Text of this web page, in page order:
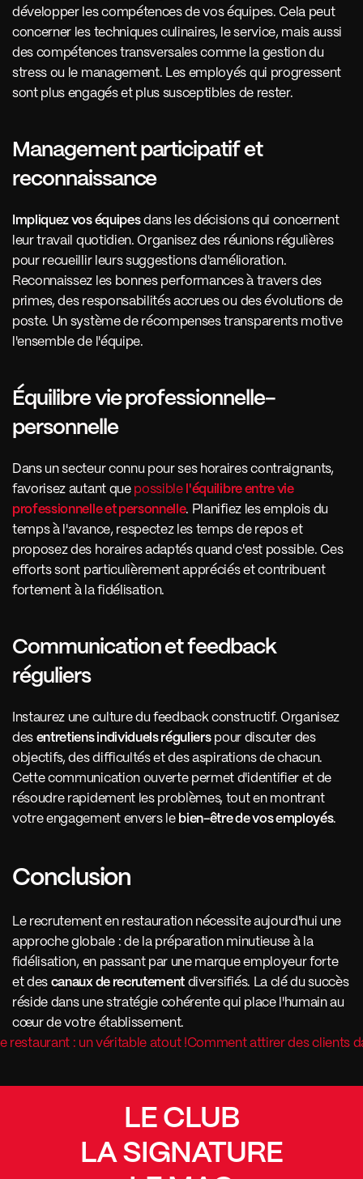
développer les compétences de vos équipes. Cela peut
concerner les techniques culinaires, le service, mais aussi
des compétences transversales comme la gestion du
stress ou le management. Les employés qui progressent
sont plus engagés et plus susceptibles de rester.
Management participatif et
reconnaissance
Impliquez vos équipes dans les décisions qui concernent
leur travail quotidien. Organisez des réunions régulières
pour recueillir leurs suggestions d'amélioration.
Reconnaissez les bonnes performances à travers des
primes, des responsabilités accrues ou des évolutions de
poste. Un système de récompenses transparents motive
l'ensemble de l'équipe.
Équilibre vie professionnelle-
personnelle
Dans un secteur connu pour ses horaires contraignants,
favorisez autant que possible l'équilibre entre vie
professionnelle et personnelle. Planifiez les emplois du
temps à l'avance, respectez les temps de repos et
proposez des horaires adaptés quand c'est possible. Ces
efforts sont particulièrement appréciés et contribuent
fortement à la fidélisation.
Communication et feedback
réguliers
Instaurez une culture du feedback constructif. Organisez
des entretiens individuels réguliers pour discuter des
objectifs, des difficultés et des aspirations de chacun.
Cette communication ouverte permet d'identifier et de
résoudre rapidement les problèmes, tout en montrant
votre engagement envers le bien-être de vos employés.
Conclusion
Le recrutement en restauration nécessite aujourd'hui une
approche globale : de la préparation minutieuse à la
fidélisation, en passant par une marque employeur forte
et des canaux de recrutement diversifiés. La clé du succès
réside dans une stratégie cohérente qui place l'humain au
cœur de votre établissement.
restaurant : un véritable atout !Comment attirer des clients
LE CLUB
LA SIGNATURE